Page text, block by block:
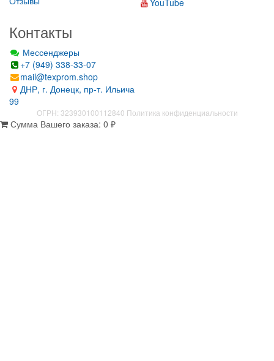
Контакты
Мессенджеры
+7 (949) 338-33-07
mail@texprom.shop
ДНР, г. Донецк, пр-т. Ильича
99
ОГРН: 323930100112840 Политика конфиденциальности
Сумма Вашего заказа: 0 ₽